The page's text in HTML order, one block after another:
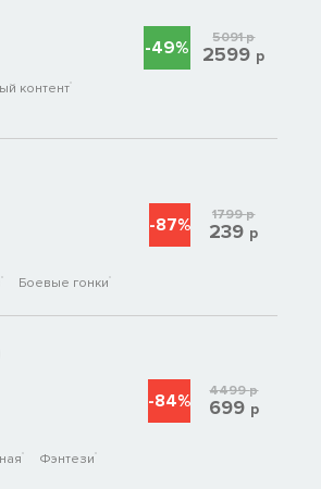
контент
-49% 5091р
2599 р
Боевые гонки
-87% 1799р
239 р
Фэнтези
-84% 4499р
699 р